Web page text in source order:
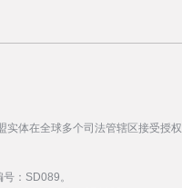
实体在全球多个司法管辖区接受授权
：SD089。